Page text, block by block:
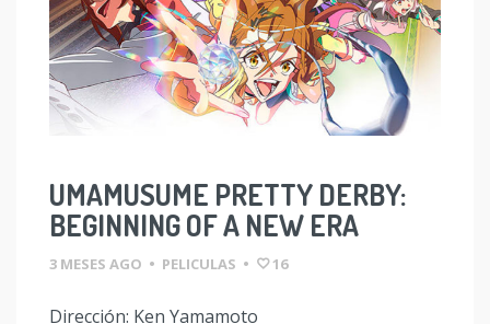
UMAMUSUME PRETTY DERBY:
BEGINNING OF A NEW ERA
3 MESES AGO • PELICULAS • 16
Dirección: Ken Yamamoto